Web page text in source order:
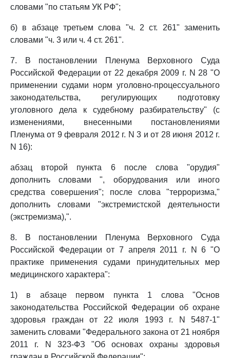
словами "по статьям УК РФ";
б) в абзаце третьем слова "ч. 2 ст. 261" заменить
словами "ч. 3 или ч. 4 ст. 261".
7. В постановлении Пленума Верховного Суда
Российской Федерации от 22 декабря 2009 г. N 28 "О
применении судами норм уголовно-процессуального
законодательства, регулирующих подготовку
уголовного дела к судебному разбирательству" (с
изменениями, внесенными постановлениями
Пленума от 9 февраля 2012 г. N 3 и от 28 июня 2012 г.
N 16):
абзац второй пункта 6 после слова "орудия"
дополнить словами ", оборудования или иного
средства совершения"; после слова "терроризма,"
дополнить словами "экстремистской деятельности
(экстремизма),".
8. В постановлении Пленума Верховного Суда
Российской Федерации от 7 апреля 2011 г. N 6 "О
практике применения судами принудительных мер
медицинского характера":
1) в абзаце первом пункта 1 слова "Основ
законодательства Российской Федерации об охране
здоровья граждан от 22 июля 1993 г. N 5487-1"
заменить словами "Федерального закона от 21 ноября
2011 г. N 323-ФЗ "Об основах охраны здоровья